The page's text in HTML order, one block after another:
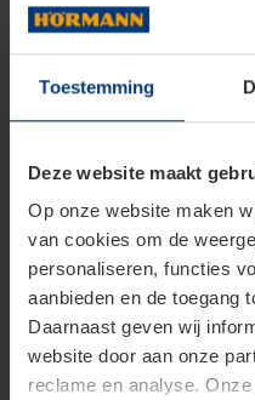
Toestemming
Deze website maakt
Op onze website maken
van cookies om de
personaliseren, functies
aanbieden en de toegang
Daarnaast geven wij
website door aan onze
reclame en analyse.